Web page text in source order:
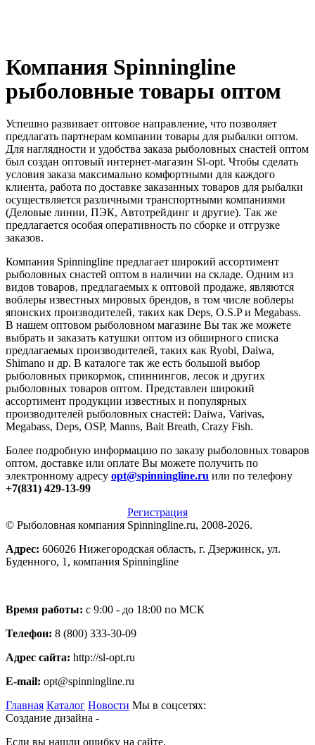
Компания Spinningline
рыболовные товары оптом
Успешно развивает оптовое направление, что позволяет
предлагать партнерам компании товары для рыбалки оптом.
Для наглядности и удобства заказа рыболовных снастей оптом
был создан оптовый интернет-магазин Sl-opt. Чтобы сделать
условия заказа максимально комфортными для каждого
клиента, работа по доставке заказанных товаров для рыбалки
осуществляется различными транспортными компаниями
(Деловые линии, ПЭК, Автотрейдинг и другие). Так же
предлагается особая оперативность по сборке и отгрузке
заказов.
Компания Spinningline предлагает широкий ассортимент
рыболовных снастей оптом в наличии на складе. Одним из
видов товаров, предлагаемых к оптовой продаже, являются
воблеры известных мировых брендов, в том числе воблеры
японских производителей, таких как Deps, O.S.P и Megabass.
В нашем оптовом рыболовном магазине Вы так же можете
выбрать и заказать катушки оптом из обширного списка
предлагаемых производителей, таких как Ryobi, Daiwa,
Shimano и др. В каталоге так же есть большой выбор
рыболовных прикормок, спиннингов, лесок и других
рыболовных товаров оптом. Представлен широкий
ассортимент продукции известных и популярных
производителей рыболовных снастей: Daiwa, Varivas,
Megabass, Deps, OSP, Manns, Bait Breath, Crazy Fish.
Более подробную информацию по заказу рыболовных товаров
оптом, доставке или оплате Вы можете получить по
электронному адресу opt@spinningline.ru или по телефону
+7(831) 429-13-99
Регистрация
© Рыболовная компания Spinningline.ru, 2008-2026.
Адрес: 606026 Нижегородская область, г. Дзержинск, ул.
Буденного, 1, компания Spinningline
Время работы: с 9:00 - до 18:00 по МСК
Телефон: 8 (800) 333-30-09
Адрес сайта: http://sl-opt.ru
E-mail: opt@spinningline.ru
Главная Каталог Новости Мы в соцсетях:
Создание дизайна -
Если вы нашли ошибку на сайте,